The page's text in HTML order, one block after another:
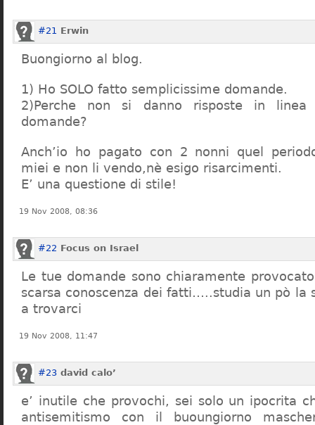
#21 Erwin
Buongiorno al blog.
1) Ho SOLO fatto semplicissime domande.
2)Perche non si danno risposte in
domande?
Anch’io ho pagato con 2 nonni quel
miei e non li vendo,nè esigo risarcimenti.
E’ una questione di stile!
19 Nov 2008, 08:36
#22 Focus on Israel
Le tue domande sono chiaramente
scarsa conoscenza dei fatti…..studia un pò la
a trovarci
19 Nov 2008, 11:47
#23 david calo’
e’ inutile che provochi, sei solo un ipocrita
antisemitismo con il buoungiorno